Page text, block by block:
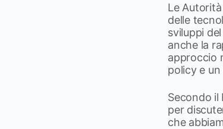
Le
delle
sviluppi
anche la
approccio
policy e
Secondo il
per
che